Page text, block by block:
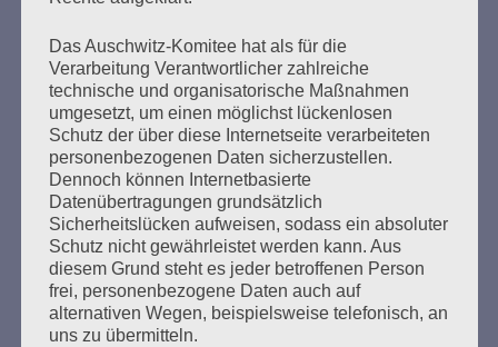
der
Beiträge
Ich kann mir nichts Schlimmeres vorstellen, als dass
die Erfahrung meiner Generation in Vergessenheit
gerät. Dann wären alle Opfer des Faschismus und
des Krieges, alles, was wir erlitten haben, umsonst
gewesen. Aber ihr seid da. Wir bauen auf euch. Ich
vertraue euch, liebe Freundinnen und Freunde! Eine
bessere Welt ist möglich.
Das Auschwitz-Komitee hat als für die
Verarbeitung Verantwortlicher zahlreiche
technische und organisatorische Maßnahmen
umgesetzt, um einen möglichst lückenlosen
Schutz der über diese Internetseite verarbeiteten
personenbezogenen Daten sicherzustellen.
Dennoch können Internetbasierte
Datenübertragungen grundsätzlich
Sicherheitslücken aufweisen, sodass ein absoluter
Schutz nicht gewährleistet werden kann. Aus
diesem Grund steht es jeder betroffenen Person
frei, personenbezogene Daten auch auf
alternativen Wegen, beispielsweise telefonisch, an
uns zu übermitteln.